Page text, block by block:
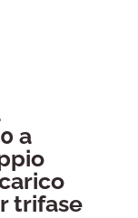
a
trifase